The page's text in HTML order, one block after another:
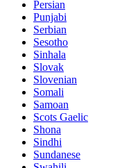
Persian
Punjabi
Serbian
Sesotho
Sinhala
Slovak
Slovenian
Somali
Samoan
Scots Gaelic
Shona
Sindhi
Sundanese